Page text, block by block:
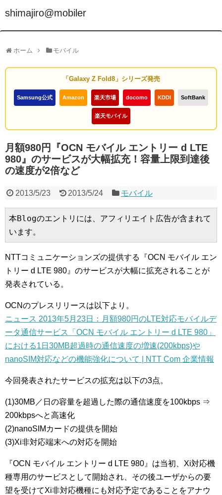
shimajiro@mobiler
ホーム モバイル
「Galaxy Z Fold8」シリーズ発売
Samsung公式 Amazon 楽天市場 docomo KDDI SoftBank
楽天モバイル
月額980円『OCN モバイル エントリー d LTE
980』のサービスが大幅拡充！容量上限到達後
の速度が2倍など
2013/5/23 2013/5/24 モバイル
本Blogのエントリには、アフィリエイト広告が含まれて
います。
NTTコミュニケーションズの提供する『OCN モバイル エン
トリー d LTE 980』のサービスが大幅に拡充されることが
発表されている。
OCNのプレスリリースは以下より。
ニュース 2013年5月23日：月額980円のLTE対応モバイルデ
ータ通信サービス「OCN モバイル エントリー d LTE 980」
における1日30MB超過時の通信速度の増速(200kbps)や
nanoSIM対応などの機能強化について | NTT Com 企業情報
今回発表されたサービスの拡充は以下の3点。
(1)30MB／日の容量を超過した際の通信速度を100kbps ⇒
200kbpsへと高速化
(2)nanoSIMカードの提供を開始
(3)Xi非対応端末への対応を開始
『OCN モバイル エントリー d LTE 980』は当初、Xi対応機
種専用のサービスとして開始され、その後ユーザからの要
望を受けてXi非対応機種にも対応予定であることをアナウ